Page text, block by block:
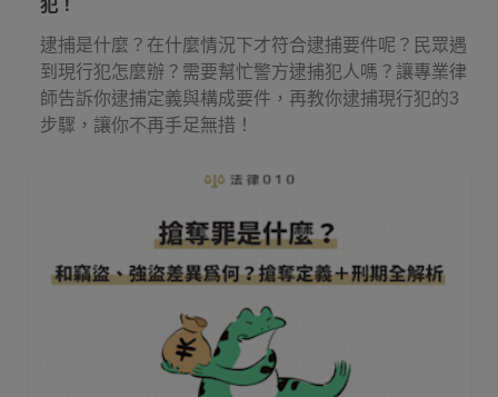
犯！
逮捕是什麼？在什麼情況下才符合逮捕要件呢？民眾遇
到現行犯怎麼辦？需要幫忙警方逮捕犯人嗎？讓專業律
師告訴你逮捕定義與構成要件，再教你逮捕現行犯的3
步驟，讓你不再手足無措！